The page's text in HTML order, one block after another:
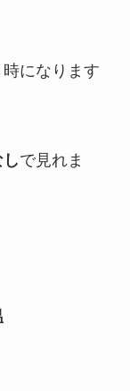
になります
で見れま